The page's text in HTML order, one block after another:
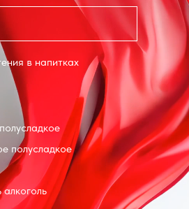
в напитках
полусладкое
алкоголь